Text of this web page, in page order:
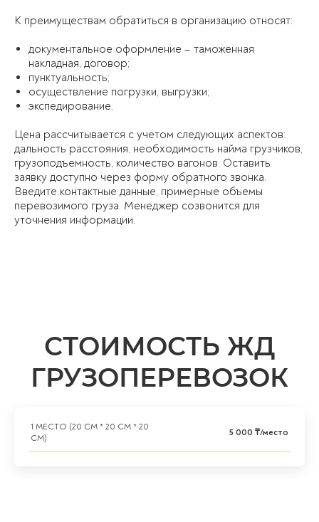
К преимуществам обратиться в организацию относят:
документальное оформление – таможенная
накладная, договор;
пунктуальность;
осуществление погрузки, выгрузки;
экспедирование.
Цена рассчитывается с учетом следующих аспектов:
дальность расстояния, необходимость найма грузчиков,
грузоподъемность, количество вагонов. Оставить
заявку доступно через форму обратного звонка.
Введите контактные данные, примерные объемы
перевозимого груза. Менеджер созвонится для
уточнения информации.
СТОИМОСТЬ ЖД
ГРУЗОПЕРЕВОЗОК
1 МЕСТО (20 СМ * 20 СМ * 20
СМ)
5 000 ₸/место